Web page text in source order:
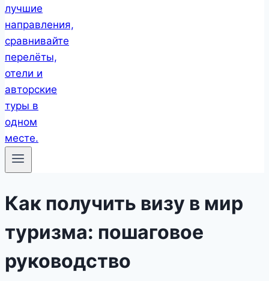
Как получить визу в мир
туризма: пошаговое
руководство